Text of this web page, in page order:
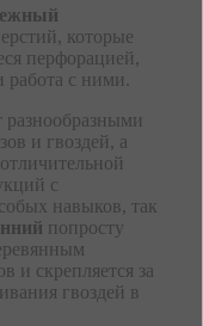
которые
перфорацией,
работа с ними.
и гвоздей, а
с
навыков, так
попросту
и скрепляется за
гвоздей в